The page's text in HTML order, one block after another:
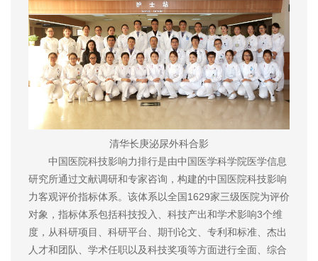
清华长庚泌尿外科合影
中国医院科技影响力排行是由中国医学科学院医学信息
研究所通过文献调研和专家咨询，构建的中国医院科技影响
力客观评价指标体系。该体系以全国1629家三级医院为评价
对象，指标体系包括科技投入、科技产出和学术影响3个维
度，从科研项目、科研平台、期刊论文、专利和标准、杰出
人才和团队、学术任职以及科技奖项等方面进行全面、综合